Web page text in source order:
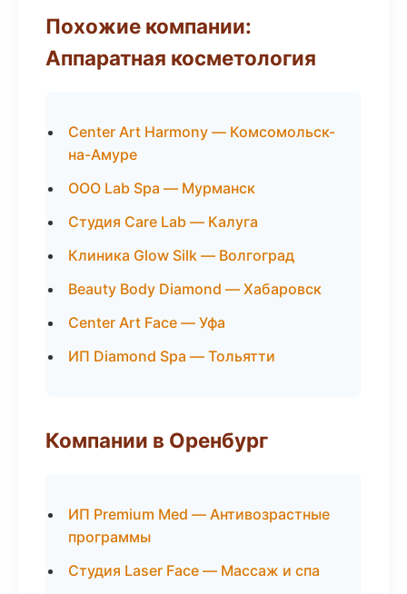
Похожие компании:
Аппаратная косметология
Center Art Harmony — Комсомольск-
на-Амуре
ООО Lab Spa — Мурманск
Студия Care Lab — Калуга
Клиника Glow Silk — Волгоград
Beauty Body Diamond — Хабаровск
Center Art Face — Уфа
ИП Diamond Spa — Тольятти
Компании в Оренбург
ИП Premium Med — Антивозрастные
программы
Студия Laser Face — Массаж и спа